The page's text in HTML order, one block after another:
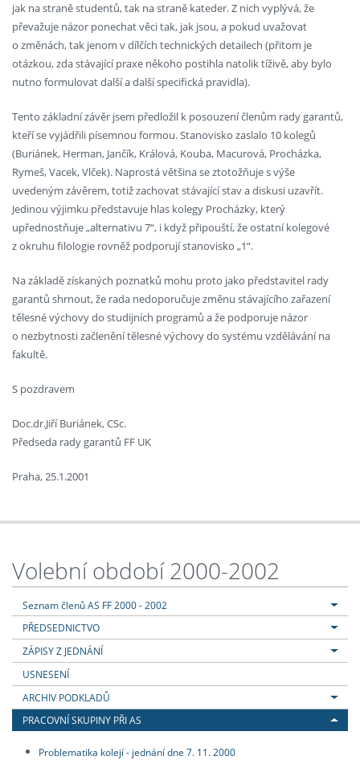
jak na straně studentů, tak na straně kateder. Z nich vyplývá, že
převažuje názor ponechat věci tak, jak jsou, a pokud uvažovat
o změnách, tak jenom v dílčích technických detailech (přitom je
otázkou, zda stávající praxe někoho postihla natolik tíživě, aby bylo
nutno formulovat další a další specifická pravidla).
Tento základní závěr jsem předložil k posouzení členům rady garantů,
kteří se vyjádřili písemnou formou. Stanovisko zaslalo 10 kolegů
(Buriánek, Herman, Jančík, Králová, Kouba, Macurová, Procházka,
Rymeš, Vacek, Vlček). Naprostá většina se ztotožňuje s výše
uvedeným závěrem, totiž zachovat stávající stav a diskusi uzavřít.
Jedinou výjimku představuje hlas kolegy Procházky, který
upřednostňuje „alternativu 7“, i když připouští, že ostatní kolegové
z okruhu filologie rovněž podporují stanovisko „1“.
Na základě získaných poznatků mohu proto jako představitel rady
garantů shrnout, že rada nedoporučuje změnu stávajícího zařazení
tělesné výchovy do studijních programů a že podporuje názor
o nezbytnosti začlenění tělesné výchovy do systému vzdělávání na
fakultě.
S pozdravem
Doc.dr.Jiří Buriánek, CSc.
Předseda rady garantů FF UK
Praha, 25.1.2001
Volební období 2000-2002
Seznam členů AS FF 2000 - 2002
PŘEDSEDNICTVO
ZÁPISY Z JEDNÁNÍ
USNESENÍ
ARCHIV PODKLADŮ
PRACOVNÍ SKUPINY PŘI AS
Problematika kolejí - jednání dne 7. 11. 2000